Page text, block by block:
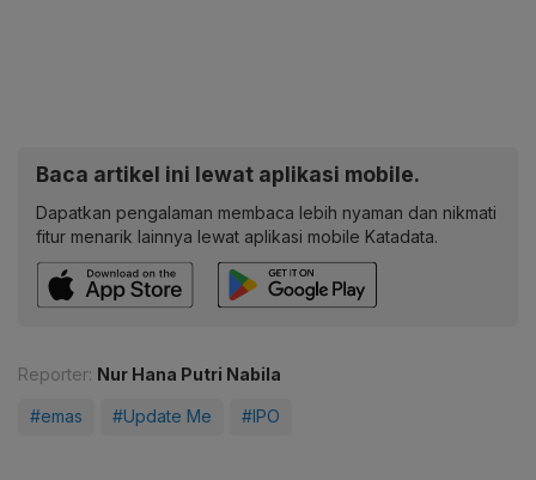
Baca artikel ini lewat aplikasi mobile.
Dapatkan pengalaman membaca lebih nyaman dan nikmati
fitur menarik lainnya lewat aplikasi mobile Katadata.
Reporter: Nur Hana Putri Nabila
#emas #Update Me #IPO